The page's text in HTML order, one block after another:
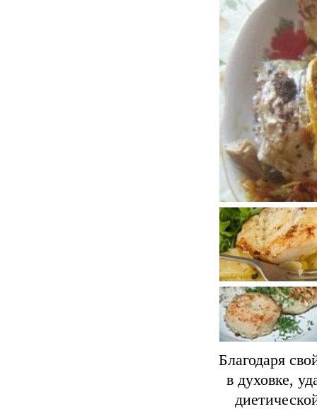
Благодаря
в духовке,